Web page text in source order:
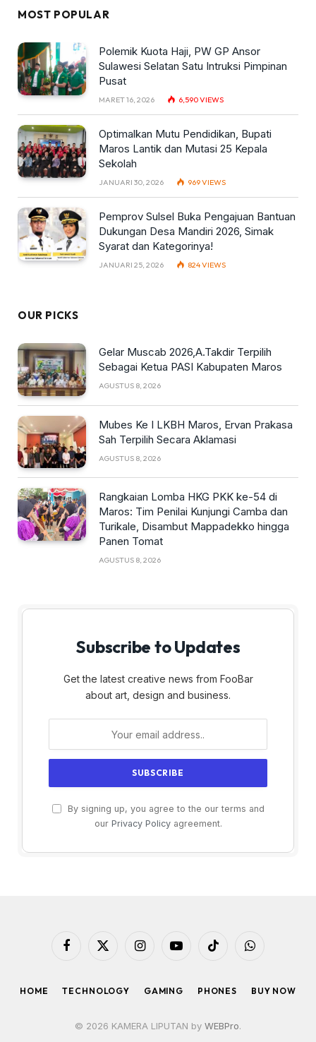
MOST POPULAR
Polemik Kuota Haji, PW GP Ansor
Sulawesi Selatan Satu Intruksi Pimpinan
Pusat
MARET 16, 2026 6,590VIEWS
Optimalkan Mutu Pendidikan, Bupati
Maros Lantik dan Mutasi 25 Kepala
Sekolah
JANUARI 30, 2026 969VIEWS
Pemprov Sulsel Buka Pengajuan Bantuan
Dukungan Desa Mandiri 2026, Simak
Syarat dan Kategorinya!
JANUARI 25, 2026 824VIEWS
OUR PICKS
Gelar Muscab 2026,A.Takdir Terpilih
Sebagai Ketua PASI Kabupaten Maros
AGUSTUS 8, 2026
Mubes Ke I LKBH Maros, Ervan Prakasa
Sah Terpilih Secara Aklamasi
AGUSTUS 8, 2026
Rangkaian Lomba HKG PKK ke-54 di
Maros: Tim Penilai Kunjungi Camba dan
Turikale, Disambut Mappadekko hingga
Panen Tomat
AGUSTUS 8, 2026
Subscribe to Updates
Get the latest creative news from FooBar
about art, design and business.
By signing up, you agree to the our terms and
our Privacy Policyagreement.
Facebook
X
InstagramYouTubeTikTok WhatsApp
HOME TECHNOLOGY GAMING PHONES BUY NOW
© 2026 KAMERA LIPUTAN by WEBPro.